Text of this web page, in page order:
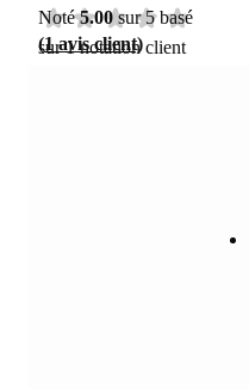
Noté5.00 sur 5 basé
sur1notation client
(1avis client)